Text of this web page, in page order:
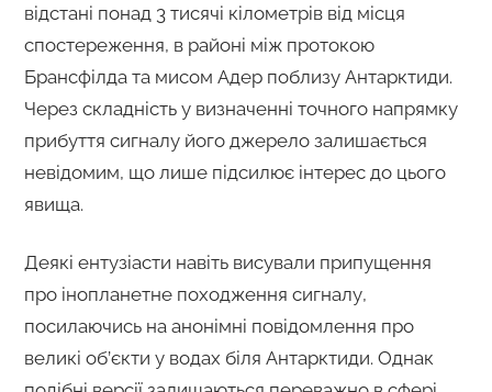
відстані понад 3 тисячі кілометрів від місця
спостереження, в районі між протокою
Брансфілда та мисом Адер поблизу Антарктиди.
Через складність у визначенні точного напрямку
прибуття сигналу його джерело залишається
невідомим, що лише підсилює інтерес до цього
явища.
Деякі ентузіасти навіть висували припущення
про інопланетне походження сигналу,
посилаючись на анонімні повідомлення про
великі об’єкти у водах біля Антарктиди. Однак